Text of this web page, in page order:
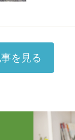
を見る